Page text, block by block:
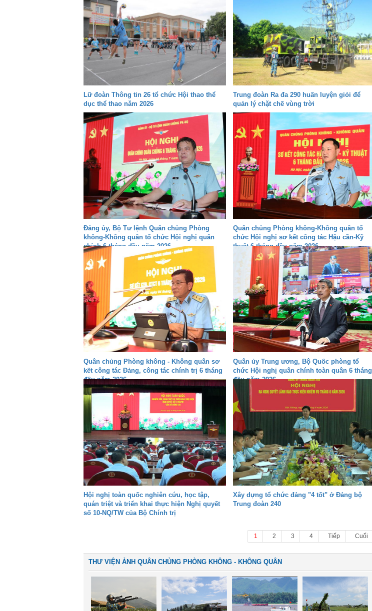
Lữ đoàn Thông tin 26 tổ chức Hội thao thể
dục thể thao năm 2026
Trung đoàn Ra đa 290 huấn luyện giỏi để
quản lý chặt chẽ vùng trời
Đảng ủy, Bộ Tư lệnh Quân chủng Phòng
không-Không quân tổ chức Hội nghị quân
chính 6 tháng đầu năm 2026
Quân chủng Phòng không-Không quân tổ
chức Hội nghị sơ kết công tác Hậu cần-Kỹ
thuật 6 tháng đầu năm 2026
Quân chủng Phòng không - Không quân sơ
kết công tác Đảng, công tác chính trị 6 tháng
đầu năm 2026
Quân ủy Trung ương, Bộ Quốc phòng tổ
chức Hội nghị quân chính toàn quân 6 tháng
đầu năm 2026
Hội nghị toàn quốc nghiên cứu, học tập,
quán triệt và triển khai thực hiện Nghị quyết
số 10-NQ/TW của Bộ Chính trị
Xây dựng tổ chức đảng "4 tốt" ở Đảng bộ
Trung đoàn 240
1 2 3 4 Tiếp Cuối
THƯ VIỆN ẢNH QUÂN CHỦNG PHÒNG KHÔNG - KHÔNG QUÂN